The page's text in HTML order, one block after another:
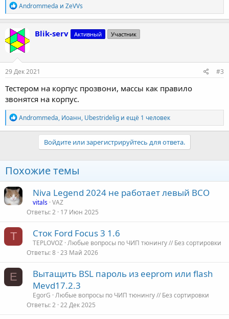
Р
е
а
к
ц
и
и
:
Andrommeda и ZeVVs
Blik-serv Активный Участник
29 Дек 2021 #3
Тестером на корпус прозвони, массы как правило
звонятся на корпус.
Р
е
а
:
Andrommeda, Иоанн, Ubestridelig и ещё 1 человек
Войдите или зарегистрируйтесь для ответа.
Похожие темы
Niva Legend 2024 не работает левый ВСО
vitals VAZ
Ответы 2 17 Июн 2025
T Сток Ford Focus 3 1.6
TEPLOVOZ Любые вопросы по ЧИП тюнингу // Без сортировки
Ответы 8 23 Май 2026
E
Вытащить BSL пароль из eeprom или flash
Mevd17.2.3
EgorG Любые вопросы по ЧИП тюнингу // Без сортировки
Ответы 2 22 Дек 2025